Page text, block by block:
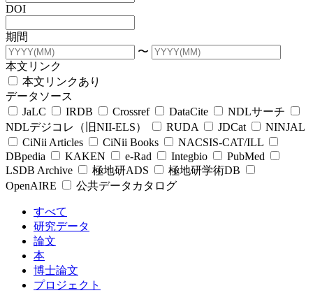
DOI
期間
〜
本文リンク
本文リンクあり
データソース
JaLC
IRDB Crossref DataCite
NDLサーチ
NDLデジコレ（旧NII-ELS）
RUDA JDCat
NINJAL
CiNii Articles
CiNii Books
NACSIS-CAT/ILL
DBpedia
KAKEN e-Rad Integbio
PubMed
LSDB Archive
極地研ADS
極地研学術DB
OpenAIRE
公共データカタログ
すべて
研究データ
論文
本
博士論文
プロジェクト